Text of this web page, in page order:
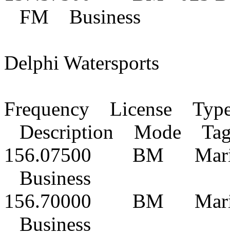
FM Business
Delphi Watersports
Frequency License
Description Mode
156.07500 BM
Business
156.70000 BM
Business